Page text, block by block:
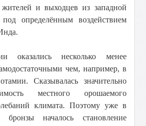
жителей и выходцев из западной
определённым воздействием
оказались несколько менее
чем, например, в
Сказывалась значительно
местного орошаемого
климата. Поэтому уже в
бронзы началось становление